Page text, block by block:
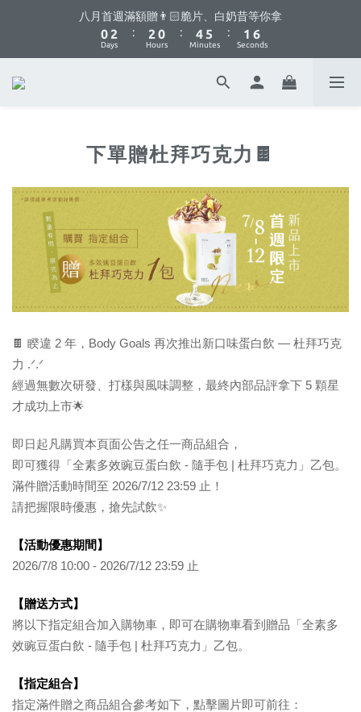
你不要點這邊🫣 最低8折優惠都藏在這了...
八月首週滿額贈👨🏻脆片、白奶昔等你拿
1
0
3
2
1
Days
:
3
2
1
1
0
Hours
:
5
4
3
5
4
Minutes
:
2
1
0
6
5
4
2
Seconds
你不要點這邊🫣 最低8折優惠都藏在這了...
下單贈杜拜巧克力🍫
🍫 睽違 2 年，Body Goals 再次推出新口味蛋白飲 — 杜拜巧克
力 .ᐟ.ᐟ
經過無數次研發、打樣與風味調整，最終內部品評拿下 5 顆星
才成功上市🌟
即日起凡購買本頁面公告之任一商品組合，
即可獲得「全素多效豌豆蛋白飲 - 隨手包 | 杜拜巧克力」乙包。
滿件贈活動時間至 2026/7/12 23:59 止！
請把握限時優惠，搶先試飲✨
【活動優惠期間】
2026/7/8 10:00 - 2026/7/12 23:59 止
【贈送方式】
將以下指定組合加入購物車，即可在購物車看到贈品「全素多
效豌豆蛋白飲 - 隨手包 | 杜拜巧克力」乙包。
【指定組合】
指定滿件贈之商品組合參考如下，點擊圖片即可前往：